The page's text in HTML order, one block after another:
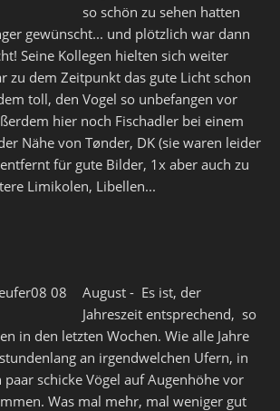
so schön zu sehen hatten
gewünscht... und plötzlich war dann
Seine Kollegen hielten sich weiter
zu dem Zeitpunkt das gute Licht schon
toll, den Vogel so unbefangen vor
hier noch Fischadler bei einem
Nähe von Tønder, DK (sie waren leider
für gute Bilder, 1x aber auch zu
Limikolen, Libellen...
August - Es ist, der
Jahreszeit entsprechend, so
in den letzten Wochen. Wie alle Jahre
an irgendwelchen Ufern, in
schicke Vögel auf Augenhöhe vor
Was mal mehr, mal weniger gut